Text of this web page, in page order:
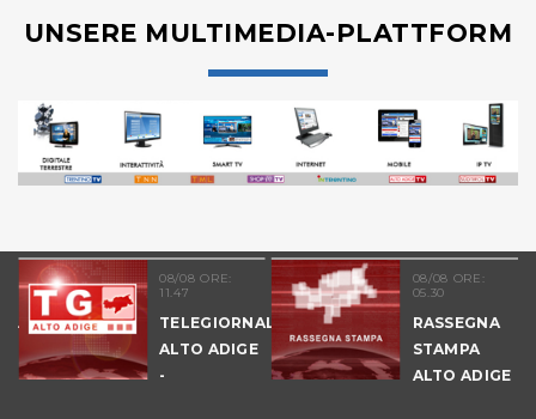
UNSERE MULTIMEDIA-PLATTFORM
08/08 ORE:
11.47
TELEGIORNALE
ALTO ADIGE
-
08/08 ORE:
05.30
RASSEGNA
STAMPA
ALTO ADIGE